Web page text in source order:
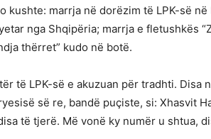
kushte: marrja në dorëzim të LPK-së
nga Shqipëria; marrja e fletushkës
thërret” kudo në botë.
të LPK-së e akuzuan për tradhti. Disa
së re, bandë puçiste, si: Xhasvit
të tjerë. Më vonë ky numër u shtua,